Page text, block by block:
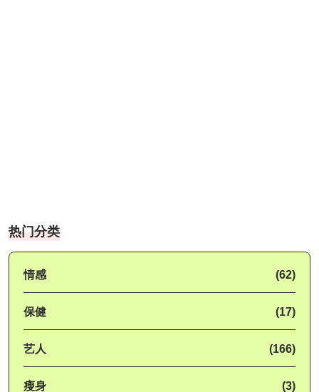
热门分类
情感 (62)
保健 (17)
艺人 (166)
瘦身 (3)